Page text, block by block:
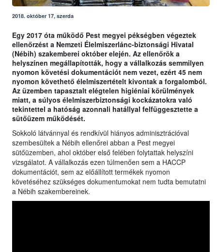
2018. október 17, szerda
Egy 2017 óta működő Pest megyei pékségben végeztek
ellenőrzést a Nemzeti Élelmiszerlánc-biztonsági Hivatal
(Nébih) szakemberei október elején. Az ellenőrök a
helyszínen megállapították, hogy a vállalkozás semmilyen
nyomon követési dokumentációt nem vezet, ezért 45 nem
nyomon követhető élelmiszertételt kivontak a forgalomból.
Az üzemben tapasztalt elégtelen higiéniai körülmények
miatt, a súlyos élelmiszerbiztonsági kockázatokra való
tekintettel a hatóság azonnali hatállyal felfüggesztette a
sütőüzem működését.
Sokkoló látvánnyal és rendkívül hiányos adminisztrációval
szembesültek a Nébih ellenőrei abban a Pest megyei
sütőüzemben, ahol október első felében folytattak helyszíni
vizsgálatot. A vállalkozás ezen túlmenően sem a HACCP
dokumentációt, sem az előállított termékek nyomon
követéséhez szükséges dokumentumokat nem tudta bemutatni
a Nébih szakembereinek.